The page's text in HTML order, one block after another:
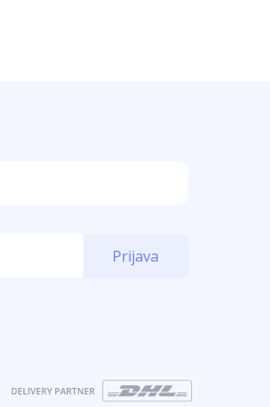
Prijava